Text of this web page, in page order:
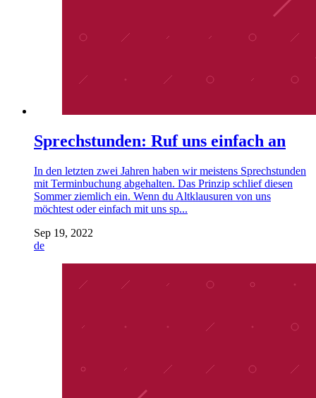
Sprechstunden: Ruf uns einfach an
In den letzten zwei Jahren haben wir meistens Sprechstunden
mit Terminbuchung abgehalten. Das Prinzip schlief diesen
Sommer ziemlich ein. Wenn du Altklausuren von uns
möchtest oder einfach mit uns sp...
Sep 19, 2022
de